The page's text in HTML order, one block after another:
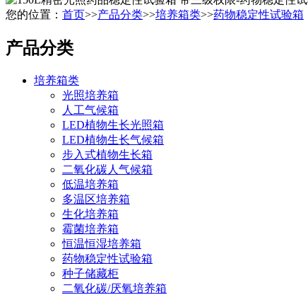
您的位置： 首页>>产品分类>>培养箱类>>药物稳定性试验箱
产品分类
培养箱类
光照培养箱
人工气候箱
LED植物生长光照箱
LED植物生长气候箱
步入式植物生长箱
二氧化碳人气候箱
低温培养箱
多温区培养箱
生化培养箱
霉菌培养箱
恒温恒湿培养箱
药物稳定性试验箱
种子储藏柜
二氧化碳/厌氧培养箱